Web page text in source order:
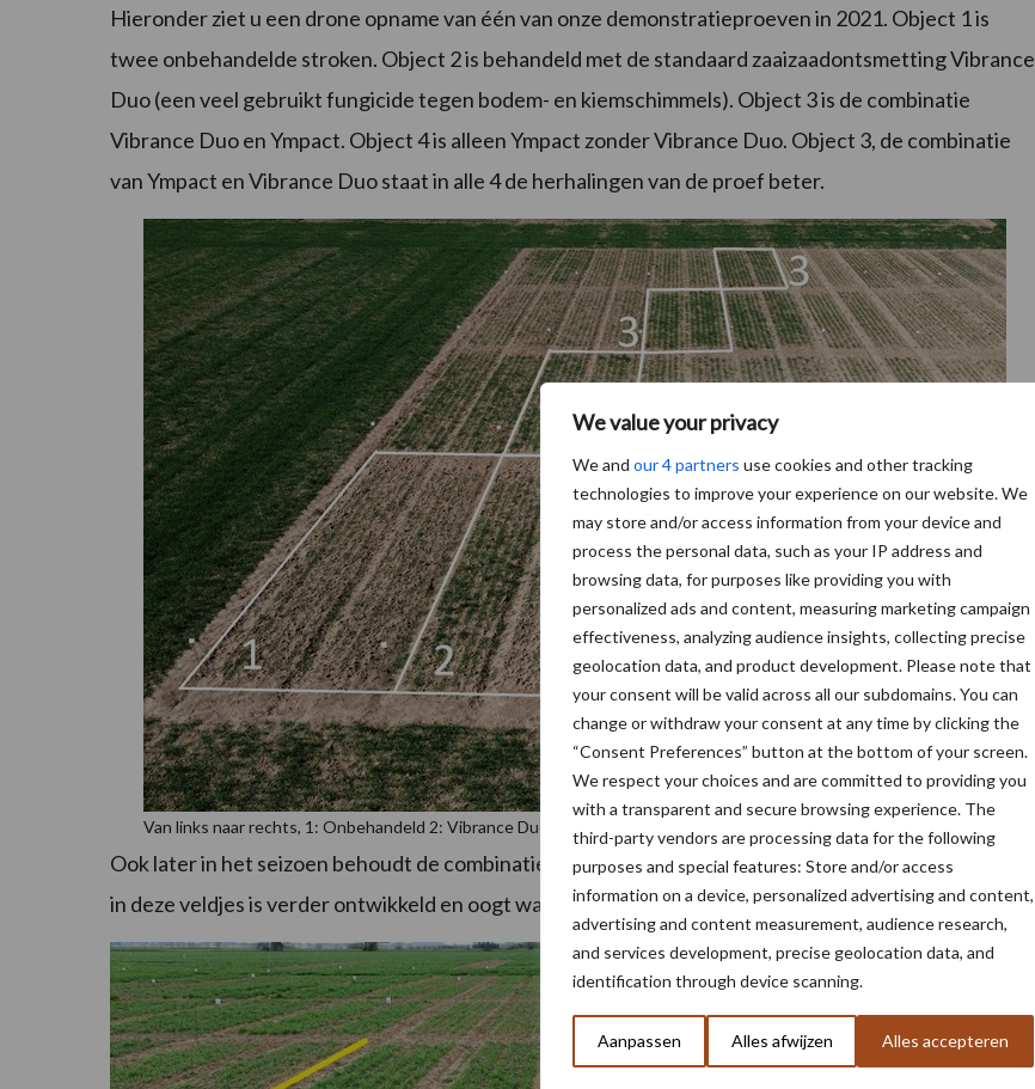
We value your privacy
We and our 4 partners use cookies and other tracking
technologies to improve your experience on our website. We
may store and/or access information from your device and
process the personal data, such as your IP address and
browsing data, for purposes like providing you with
personalized ads and content, measuring marketing campaign
effectiveness, analyzing audience insights, collecting precise
geolocation data, and product development. Please note that
your consent will be valid across all our subdomains. You can
change or withdraw your consent at any time by clicking the
“Consent Preferences” button at the bottom of your screen.
We respect your choices and are committed to providing you
with a transparent and secure browsing experience. The
third-party vendors are processing data for the following
purposes and special features: Store and/or access
information on a device, personalized advertising and content,
advertising and content measurement, audience research,
and services development, precise geolocation data, and
identification through device scanning.
Aanpassen Alles afwijzen Alles accepteren
Hieronder ziet u een drone opname van één van onze demonstratieproeven in 2021. Object 1 is
twee onbehandelde stroken. Object 2 is behandeld met de standaard zaaizaadontsmetting Vibrance
Duo (een veel gebruikt fungicide tegen bodem- en kiemschimmels). Object 3 is de combinatie
Vibrance Duo en Ympact. Object 4 is alleen Ympact zonder Vibrance Duo. Object 3, de combinatie
van Ympact en Vibrance Duo staat in alle 4 de herhalingen van de proef beter.
Van links naar rechts, 1: Onbehandeld 2: Vibrance Duo 3: Vibrance Duo + Ympact 4: Ympact
Ook later in het seizoen behoudt de combinatie Vibrance Duo + Ympact zijn voorsprong. Het gewas
in deze veldjes is verder ontwikkeld en oogt wat groener.